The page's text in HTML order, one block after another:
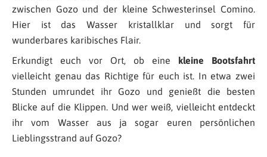
zwischen Gozo und der kleine Schwesterinsel Comino.
Hier ist das Wasser kristallklar und sorgt für
wunderbares karibisches Flair.
Erkundigt euch vor Ort, ob eine
kleine Bootsfahrt
vielleicht genau das Richtige für euch ist. In etwa zwei
Stunden umrundet ihr Gozo und genießt die besten
Blicke auf die Klippen. Und wer weiß, vielleicht entdeckt
ihr vom Wasser aus ja sogar euren persönlichen
Lieblingsstrand auf Gozo?